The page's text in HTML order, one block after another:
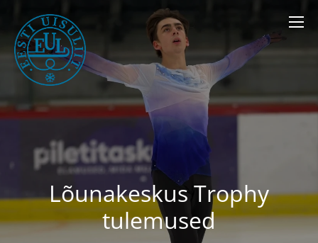
Lõunakeskus Trophy
tulemused